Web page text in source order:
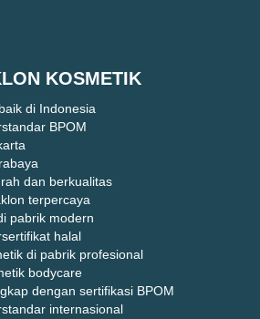
KOSMETIK
di Indonesia
BPOM
dan berkualitas
terpercaya
pabrik modern
halal
di pabrik profesional
bodycare
dengan sertifikasi BPOM
internasional